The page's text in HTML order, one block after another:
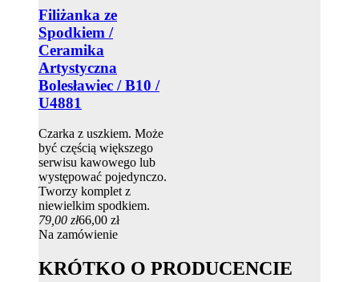
Filiżanka ze
Spodkiem /
Ceramika
Artystyczna
Bolesławiec / B10 /
U4881
Czarka z uszkiem. Może
być częścią większego
serwisu kawowego lub
występować pojedynczo.
Tworzy komplet z
niewielkim spodkiem.
79,00 zł66,00 zł
Na zamówienie
KRÓTKO O PRODUCENCIE